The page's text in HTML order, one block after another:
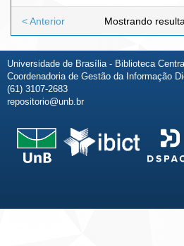
Mostrando
< Anterior
Universidade de Brasília - Biblioteca
Coordenadoria de Gestão da Informação
(61) 3107-2683
repositorio@unb.br